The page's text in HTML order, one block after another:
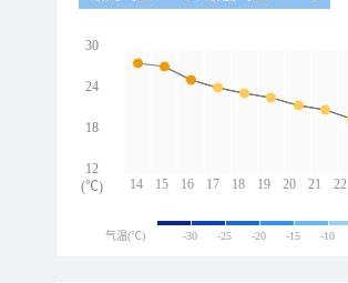
14 15 16 17 18 19 20 21 22
30
24
18
12
(℃)
气温(℃) -30 -25 -20 -15 -10